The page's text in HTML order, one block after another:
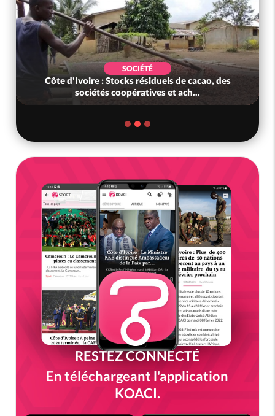
SOCIÉTÉ
Côte d'Ivoire : Stocks résiduels de cacao, des
sociétés coopératives et ach...
RESTEZ CONNECTÉ
En téléchargeant l'application
KOACI.